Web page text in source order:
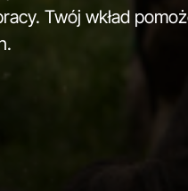
Twój wkład